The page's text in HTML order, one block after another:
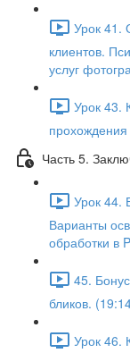
Урок 41.
клиентов.
услуг
Урок 43.
Часть 5.
Урок 44.
Варианты
обработки в
45.
бликов.
Урок 46.